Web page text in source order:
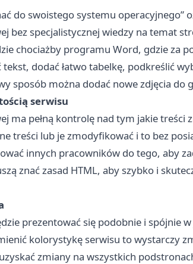
do swoistego systemu operacyjnego”
bez specjalistycznej wiedzy na temat
chociażby programu Word, gdzie za
dodać łatwo tabelkę, podkreślić
sposób można dodać nowe zdjęcia do
serwisu
ma pełną kontrolę nad tym jakie treści
treści lub je zmodyfikować i to bez
innych pracowników do tego, aby
znać zasad HTML, aby szybko i
prezentować się podobnie i spójnie
kolorystykę serwisu to wystarczy
zmiany na wszystkich